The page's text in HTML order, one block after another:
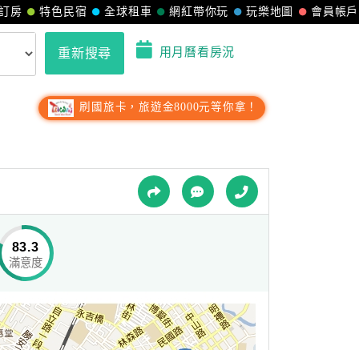
會員帳戶
玩樂地圖
網紅帶你玩
全球租車
特色民宿
房
重新搜尋 用月曆看房況
刷國旅卡，旅遊金8000元等你拿！
83.3
滿意度